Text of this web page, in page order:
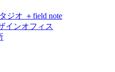
ジオ ＋field note
インオフィス